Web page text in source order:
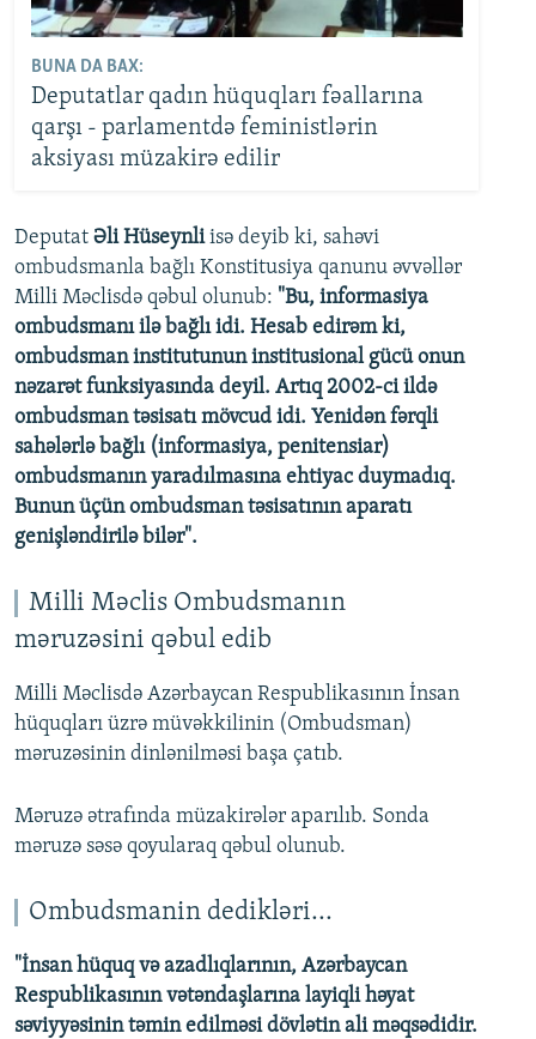
BUNA DA BAX:
Deputatlar qadın hüquqları fəallarına
qarşı - parlamentdə feministlərin
aksiyası müzakirə edilir
Deputat Əli Hüseynliisə deyib ki, sahəvi
ombudsmanla bağlı Konstitusiya qanunu əvvəllər
Milli Məclisdə qəbul olunub: "Bu, informasiya
ombudsmanı ilə bağlı idi. Hesab edirəm ki,
ombudsman institutunun institusional gücü onun
nəzarət funksiyasında deyil. Artıq 2002-ci ildə
ombudsman təsisatı mövcud idi. Yenidən fərqli
sahələrlə bağlı (informasiya, penitensiar)
ombudsmanın yaradılmasına ehtiyac duymadıq.
Bunun üçün ombudsman təsisatının aparatı
genişləndirilə bilər".
Milli Məclis Ombudsmanın
məruzəsini qəbul edib
Milli Məclisdə Azərbaycan Respublikasının İnsan
hüquqları üzrə müvəkkilinin (Ombudsman)
məruzəsinin dinlənilməsi başa çatıb.
Məruzə ətrafında müzakirələr aparılıb. Sonda
məruzə səsə qoyularaq qəbul olunub.
Ombudsmanin dedikləri...
"İnsan hüquq və azadlıqlarının, Azərbaycan
Respublikasının vətəndaşlarına layiqli həyat
səviyyəsinin təmin edilməsi dövlətin ali məqsədidir.